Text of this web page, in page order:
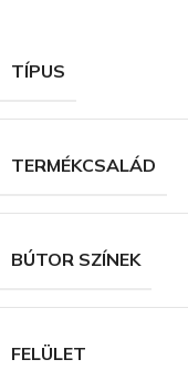
TÍPUS
TERMÉKCSALÁD
BÚTOR SZÍNEK
FELÜLET